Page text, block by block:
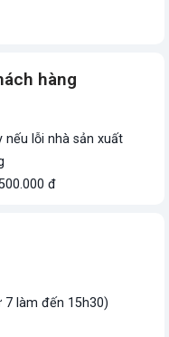
hàng
lỗi nhà sản xuất
đ
7 làm đến 15h30)